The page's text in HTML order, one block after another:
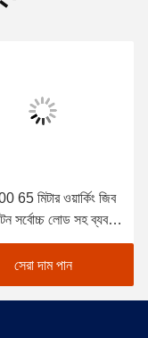
65 মিটার ওয়ার্কিং জিব
সর্বোচ্চ লোড সহ ব্যবহৃত
সেরা দাম পান